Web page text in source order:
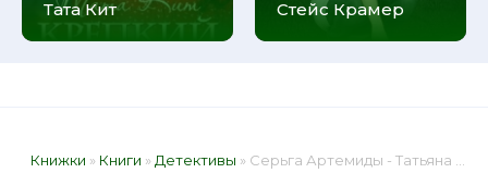
Тата Кит
Стейс Крамер
Книжки » Книги » Детективы » Серьга Артемиды - Татьяна Устинова 📕 - Книга онлайн бесплатно